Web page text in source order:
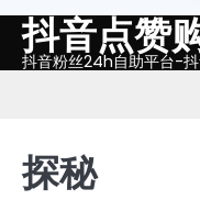
Skip抖音点赞
抖音粉丝24h自助平台-
探秘